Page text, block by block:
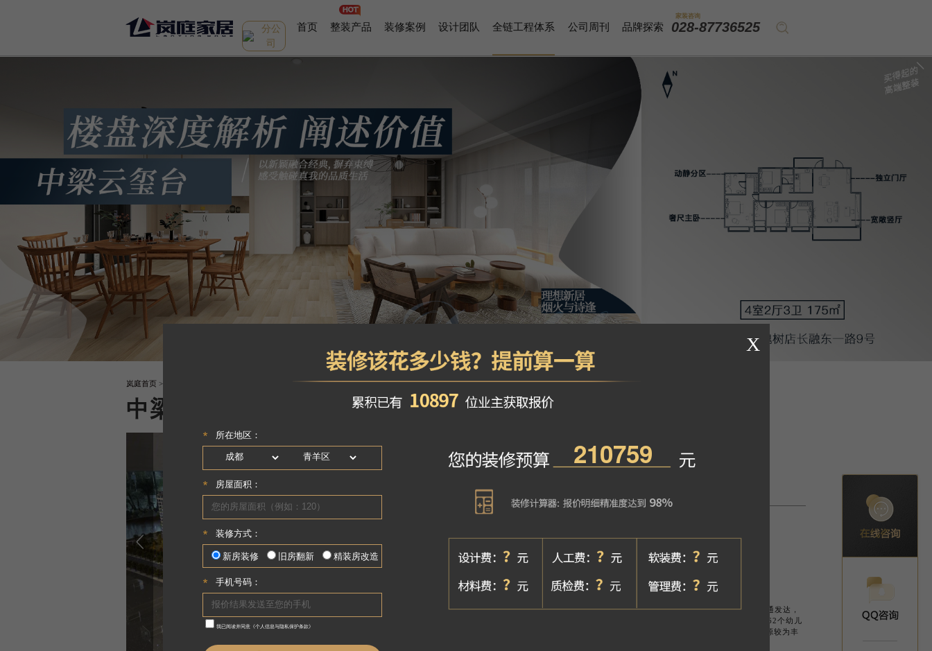
分公
司
家装咨询
028-87736525
首页 整装产品 装修案例 设计团队 全链工程体系 公司周刊 品牌探索
岚庭首页 >
中梁云玺台
开盘时间 2020年10月29日已开盘
容积率 2.5
绿化率 35%
户数规划 总户数： 692户;当期户数：288
项目介绍
交通配套：周边直线3km范围内有11个地铁站，轨道交通发达，
周边公共交通极为便捷。 教育配套：直线3km范围内有62个幼儿
园，19个小学，9个中学。 生活配套：楼盘周边医疗资源较为丰